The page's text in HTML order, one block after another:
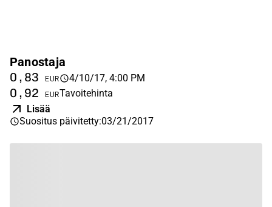
Panostaja
0,83 EUR 4/10/17, 4:00 PM
0,92 EURTavoitehinta
Lisää
Suositus päivitetty:03/21/2017